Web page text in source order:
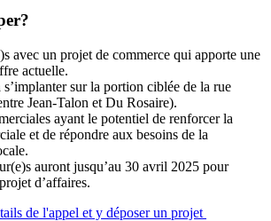
avec un projet de commerce qui apporte une
actuelle.
s’implanter sur la portion ciblée de la rue
Jean-Talon et Du Rosaire).
ayant le potentiel de renforcer la
et de répondre aux besoins de la
auront jusqu’au 30 avril 2025 pour
d’affaires.
de l'appel et y déposer un projet